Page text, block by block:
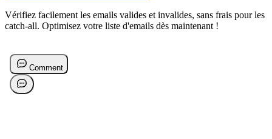
Vérifiez facilement les emails valides et invalides, sans frais pour les
catch-all. Optimisez votre liste d'emails dès maintenant !